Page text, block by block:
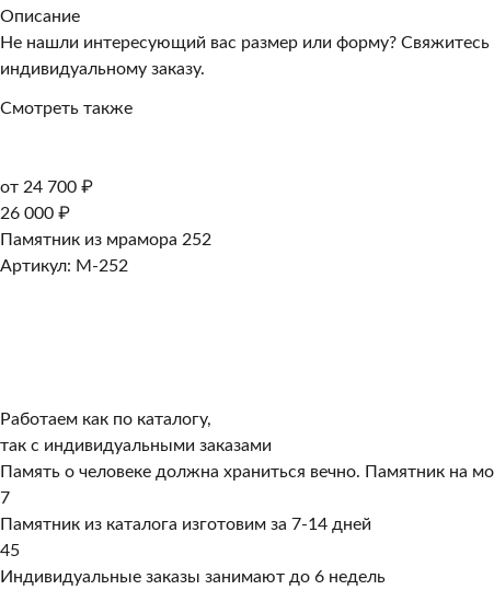
Описание
Не нашли интересующий вас размер или форму?
индивидуальному заказу.
Смотреть также
от 24 700 ₽
26 000 ₽
Памятник из мрамора 252
Артикул: M-252
Работаем как по каталогу,
так с индивидуальными заказами
Память о человеке должна храниться вечно. Памятник на
7
Памятник из каталога изготовим за 7-14 дней
45
Индивидуальные заказы занимают до 6 недель